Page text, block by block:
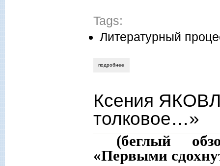
Tags:
Литературный
подробнее
Ксения
толковое…»
(беглый
«Первыми